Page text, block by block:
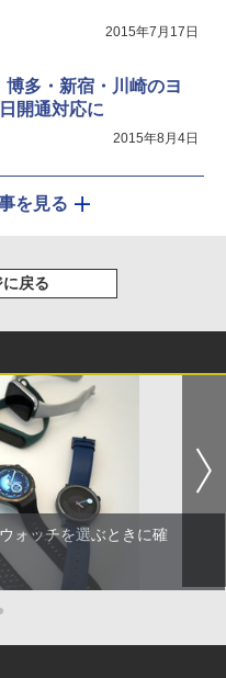
2015年7月17日
博多・新宿・川崎のヨ
開通対応に
2015年8月4日
を見る
に戻る
ォッチを選ぶときに確